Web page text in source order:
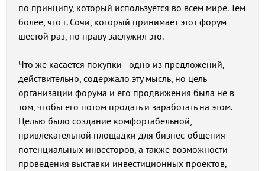
по принципу, который используется во всем мире. Тем
более, что г. Сочи, который принимает этот форум
шестой раз, по праву заслужил это.
Что же касается покупки - одно из предложений,
действительно, содержало эту мысль, но цель
организации форума и его продвижения была не в
том, чтобы его потом продать и заработать на этом.
Целью было создание комфортабельной,
привлекательной площадки для бизнес-общения
потенциальных инвесторов, а также возможности
проведения выставки инвестиционных проектов,